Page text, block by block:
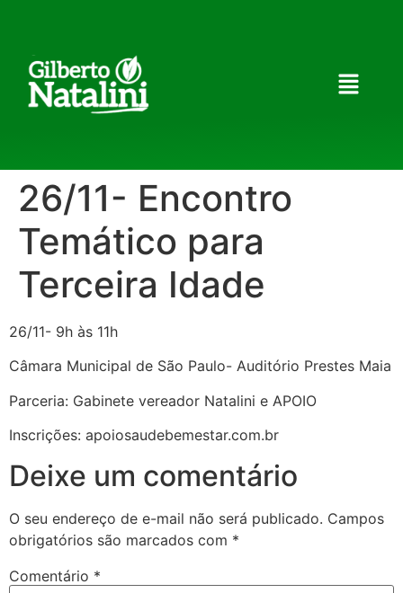
26/11- Encontro
Temático para
Terceira Idade
26/11- 9h às 11h
Câmara Municipal de São Paulo- Auditório Prestes Maia
Parceria: Gabinete vereador Natalini e APOIO
Inscrições: apoiosaudebemestar.com.br
Deixe um comentário
O seu endereço de e-mail não será publicado. Campos
obrigatórios são marcados com *
Comentário *